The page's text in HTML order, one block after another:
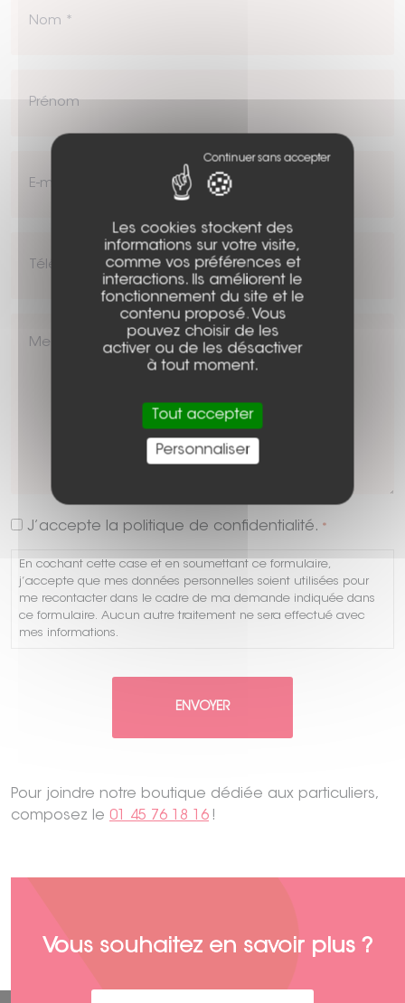
mail
RGPD
J’accepte la politique de confidentialité. *
En cochant cette case et en soumettant ce formulaire,
j’accepte que mes données personnelles soient utilisées pour
me recontacter dans le cadre de ma demande indiquée dans
ce formulaire. Aucun autre traitement ne sera effectué avec
mes informations.
Pour joindre notre boutique dédiée aux particuliers,
composez le 01 45 76 18 16 !
Vous souhaitez en savoir plus ?
Les cookies stockent des
informations sur votre visite,
comme vos préférences et
interactions. Ils améliorent le
fonctionnement du site et le
contenu proposé. Vous
pouvez choisir de les
activer ou de les désactiver
à tout moment.
Tout accepter
Personnaliser